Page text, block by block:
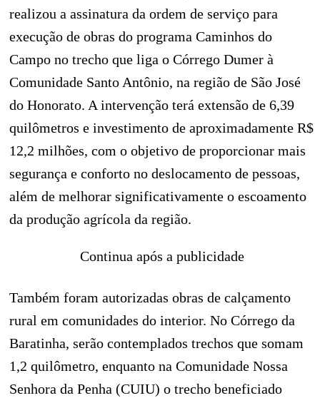
realizou a assinatura da ordem de serviço para
execução de obras do programa Caminhos do
Campo no trecho que liga o Córrego Dumer à
Comunidade Santo Antônio, na região de São José
do Honorato. A intervenção terá extensão de 6,39
quilômetros e investimento de aproximadamente R$
12,2 milhões, com o objetivo de proporcionar mais
segurança e conforto no deslocamento de pessoas,
além de melhorar significativamente o escoamento
da produção agrícola da região.
Continua após a publicidade
Também foram autorizadas obras de calçamento
rural em comunidades do interior. No Córrego da
Baratinha, serão contemplados trechos que somam
1,2 quilômetro, enquanto na Comunidade Nossa
Senhora da Penha (CUIU) o trecho beneficiado